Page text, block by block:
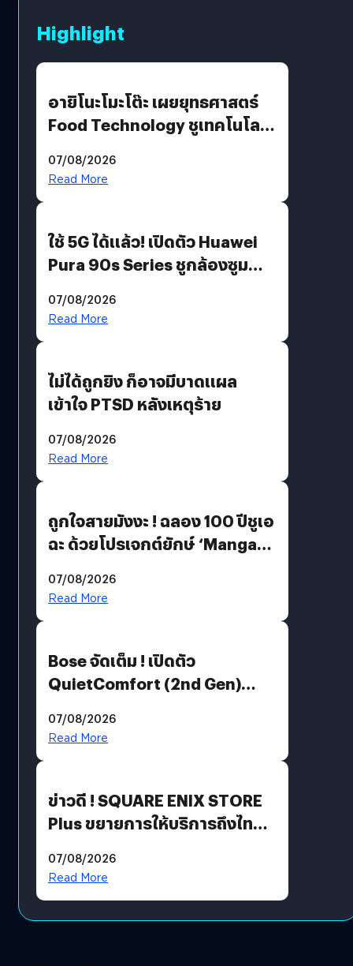
Highlight
อายิโนะโมะโต๊ะ เผยยุทธศาสตร์
Food Technology ชูเทคโนโลยี
บริโภคและ B2B
07/08/2026
Read More
ใช้ 5G ได้แล้ว! เปิดตัว Huawei
Pura 90s Series ชูกล้องซูม
07/08/2026
Read More
ไม่ได้ถูกยิง ก็อาจมีบาดแผล
เข้าใจ PTSD หลังเหตุร้าย
07/08/2026
Read More
ถูกใจสายมังงะ ! ฉลอง 100 ปีชูเอ
ฉะ ด้วยโปรเจกต์ยักษ์ ‘Manga
มีภาษาไทยด้วย
07/08/2026
Read More
Bose จัดเต็ม ! เปิดตัว
QuietComfort (2nd Gen)
07/08/2026
Read More
ข่าวดี ! SQUARE ENIX STORE
Plus ขยายการให้บริการถึงไทย
โดยตรง
07/08/2026
Read More